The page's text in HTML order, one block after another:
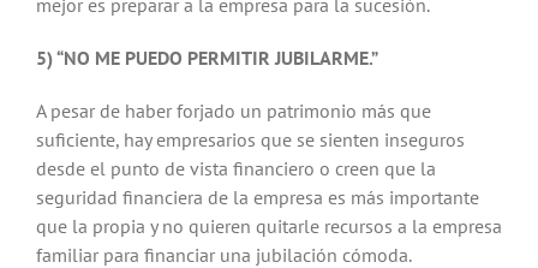
mejor es preparar a la empresa para la sucesión.
5) “NO ME PUEDO PERMITIR JUBILARME.”
A pesar de haber forjado un patrimonio más que
suficiente, hay empresarios que se sienten inseguros
desde el punto de vista financiero o creen que la
seguridad financiera de la empresa es más importante
que la propia y no quieren quitarle recursos a la empresa
familiar para financiar una jubilación cómoda.